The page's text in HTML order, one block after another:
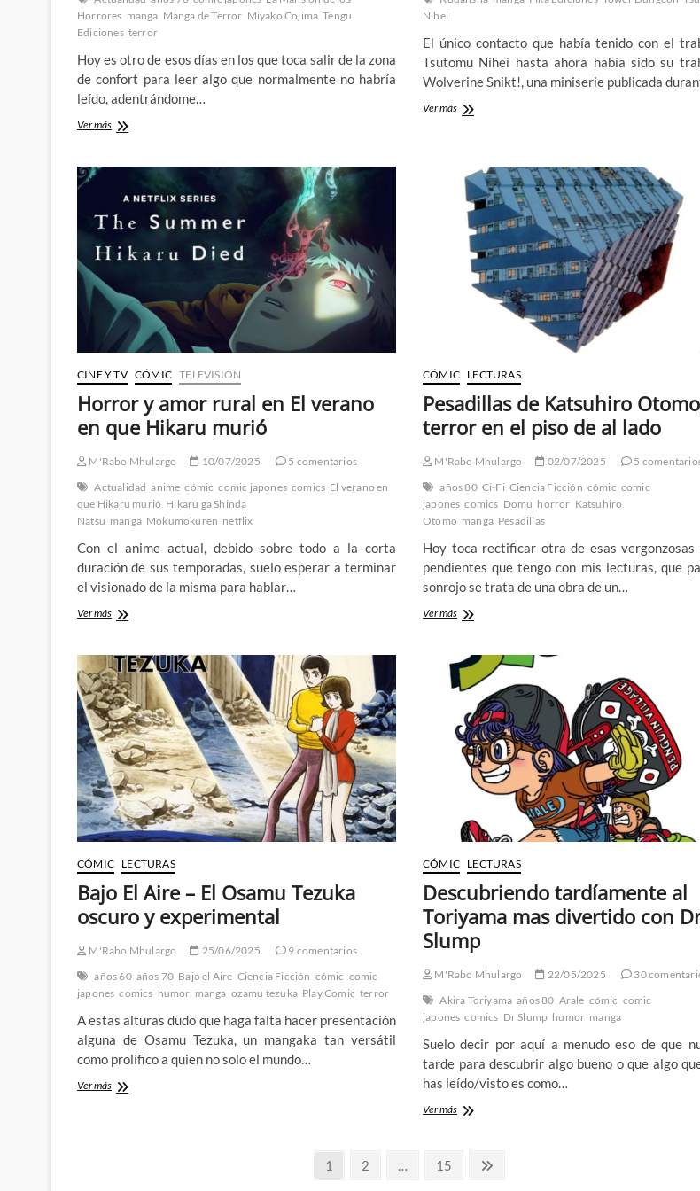
Horrores manga Manga de Terror Miyako Cojima Tengu
Ediciones terror
Hoy es otro de esos días en los que toca salir de la zona
de confort para leer algo que normalmente no habría
leído, adentrándome…
Ver másComedia
La
Mansión
los
de
Nihei
El único contacto que había tenido con el
Tsutomu Nihei hasta ahora había sido su
Wolverine Snikt!, una miniserie publicada
Ver másTower
Nihei:
Que
jartón
escaleras
CINE Y TV CÓMIC TELEVISIÓN
Horror y amor rural en El verano
en que Hikaru murió
M'Rabo Mhulargo 10/07/2025
5 comentarios
Actualidad anime cómic comic japones comics El verano en
que Hikaru murió Hikaru ga Shinda
Natsu manga Mokumokuren netflix
Con el anime actual, debido sobre todo a la corta
duración de sus temporadas, suelo esperar a terminar
el visionado de la misma para hablar…
Ver másHorror
rural
en
El
verano
en
que
Hikaru
murió
CÓMIC LECTURAS
Pesadillas de Katsuhiro
terror en el piso de al lado
M'Rabo Mhulargo 02/07/2025
5
años 80 Ci-Fi Ciencia Ficción cómic comic
japones comics Domu horror Katsuhiro
Otomo manga Pesadillas
Hoy toca rectificar otra de esas vergonzosas
pendientes que tengo con mis lecturas, que
sonrojo se trata de una obra de un…
Ver másPesadillas
Otomo,
el
terror
el
piso
de
lado
CÓMIC LECTURAS
Bajo El Aire – El Osamu Tezuka
oscuro y experimental
M'Rabo Mhulargo 25/06/2025
9 comentarios
años 60 años 70 Bajo el Aire Ciencia Ficción cómic comic
japones comics humor manga ozamu tezuka Play Comic terror
A estas alturas dudo que haga falta hacer presentación
alguna de Osamu Tezuka, un mangaka tan versátil
como prolífico a quien no solo el mundo…
Ver másBajo
CÓMIC LECTURAS
Descubriendo tardíamente al
Toriyama mas divertido con
Slump
M'Rabo Mhulargo 22/05/2025
30
Akira Toriyama años 80 Arale cómic comic
japones comics Dr Slump humor manga
Suelo decir por aquí a menudo eso de que
tarde para descubrir algo bueno o que algo
has leído/visto es como…
Ver másDescubriendo
Página
1 Página
2 … Página
15